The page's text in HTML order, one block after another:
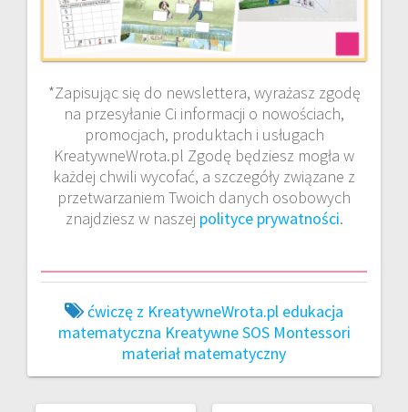
*Zapisując się do newslettera, wyrażasz zgodę
na przesyłanie Ci informacji o nowościach,
promocjach, produktach i usługach
KreatywneWrota.pl Zgodę będziesz mogła w
każdej chwili wycofać, a szczegóły związane z
przetwarzaniem Twoich danych osobowych
znajdziesz w naszej polityce prywatności.
ćwiczę z KreatywneWrota.pl edukacja
matematyczna Kreatywne SOS Montessori
materiał matematyczny